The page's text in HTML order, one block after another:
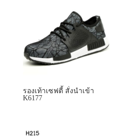
รองเท้าเซฟตี้ สั่งนำเข้า
K6177